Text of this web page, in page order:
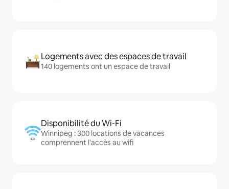
Logements avec des espaces de travail
140 logements ont un espace de travail
Disponibilité du Wi-Fi
Winnipeg : 300 locations de vacances
comprennent l'accès au wifi